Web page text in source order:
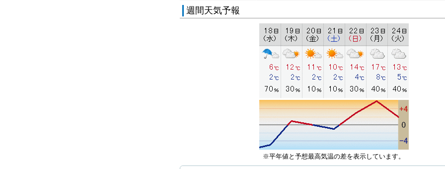
週間天気予報
※平年値と予想最高気温の差を表示しています。